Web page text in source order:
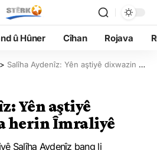
û Hûner Cîhan Rojava
> Salîha Aydenîz: Yên aştiyê dixwazin bila herin Îmraliyê
Yên aştiyê
herin Îmraliyê
Salîha Aydenîz bang li